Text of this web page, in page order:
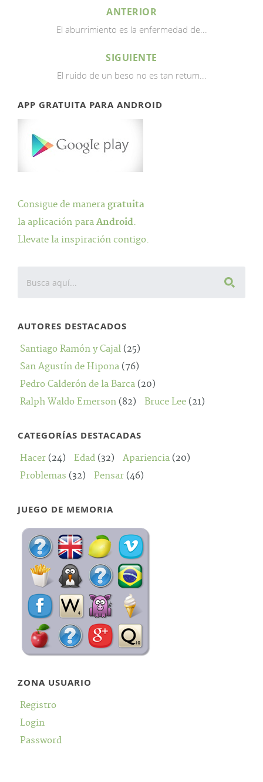
ANTERIOR
El aburrimiento es la enfermedad de...
SIGUIENTE
El ruido de un beso no es tan retum...
APP GRATUITA PARA ANDROID
Consigue de manera gratuita
la aplicación para Android.
Llevate la inspiración contigo.
AUTORES DESTACADOS
Santiago Ramón y Cajal (25)
San Agustín de Hipona (76)
Pedro Calderón de la Barca (20)
Ralph Waldo Emerson (82) Bruce Lee (21)
CATEGORÍAS DESTACADAS
Hacer (24) Edad (32) Apariencia (20)
Problemas (32) Pensar (46)
JUEGO DE MEMORIA
ZONA USUARIO
Registro
Login
Password